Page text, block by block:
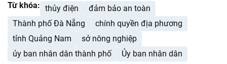
Từ khóa: thủy điện
đảm bảo an toàn
Thành phố Đà Nẵng
chính quyền địa phương
tỉnh Quảng Nam
sở nông nghiệp
ủy ban nhân dân thành phố
Ủy ban nhân dân